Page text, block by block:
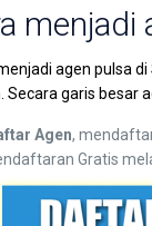
menjadi
agen pulsa
Secara garis besar
Agen,
Gratis